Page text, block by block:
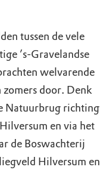
tussen de vele
’s-Gravelandse
welvarende
zomers door. Denk
Natuurbrug richting
en via het
de Boswachterij
Hilversum en